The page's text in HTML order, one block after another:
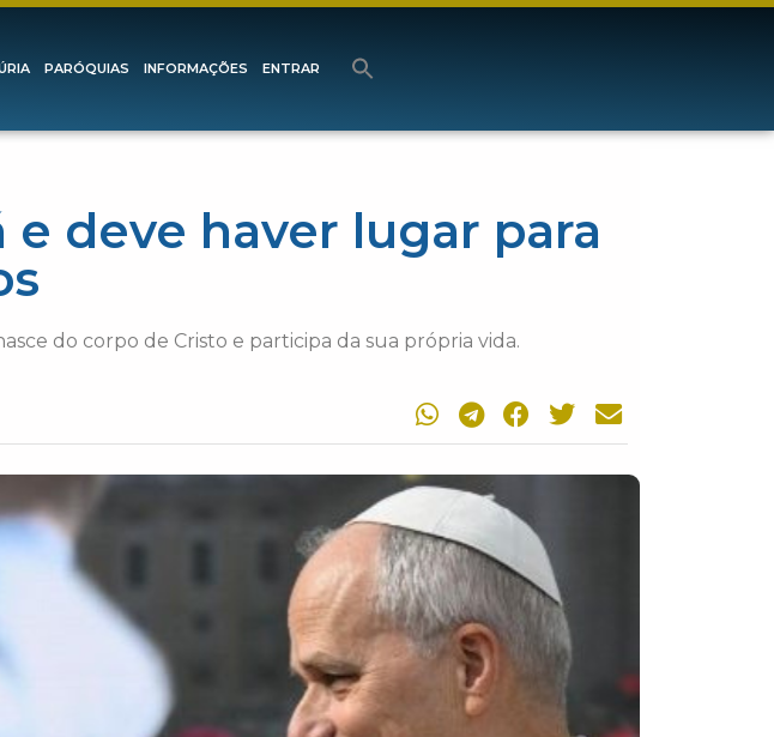
PARÓQUIAS INFORMAÇÕES ENTRAR
e deve haver lugar para
do corpo de Cristo e participa da sua própria vida.